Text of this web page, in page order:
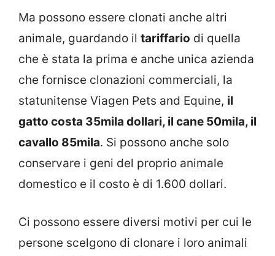
Ma possono essere clonati anche altri
animale, guardando il tariffario di quella
che è stata la prima e anche unica azienda
che fornisce clonazioni commerciali, la
statunitense Viagen Pets and Equine, il
gatto costa 35mila dollari, il cane 50mila, il
cavallo 85mila. Si possono anche solo
conservare i geni del proprio animale
domestico e il costo è di 1.600 dollari.
Ci possono essere diversi motivi per cui le
persone scelgono di clonare i loro animali